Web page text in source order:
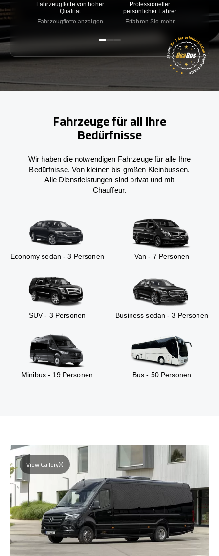
Fahrzeugflotte von hoher
Qualität
Fahrzeugflotte anzeigen
Professioneller
persönlicher Fahrer
Erfahren Sie mehr
Fahrzeuge für all Ihre
Bedürfnisse
Wir haben die notwendigen Fahrzeuge für alle Ihre
Bedürfnisse. Von kleinen bis großen Kleinbussen.
Alle Dienstleistungen sind privat und mit
Chauffeur.
Economy sedan - 3 Personen Van - 7 Personen
SUV - 3 Personen Business sedan - 3 Personen
Minibus - 19 Personen Bus - 50 Personen
View Gallery